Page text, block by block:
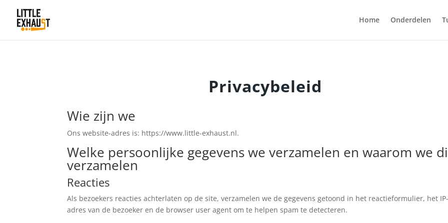
Home Onderdelen
Privacybeleid
Wie zijn we
Ons website-adres is: https://www.little-exhaust.nl.
Welke persoonlijke gegevens we verzamelen en waarom we
verzamelen
Reacties
Als bezoekers reacties achterlaten op de site, verzamelen we de gegevens getoond in het reactieformulier, het IP-
adres van de bezoeker en de browser user agent om te helpen spam te detecteren.